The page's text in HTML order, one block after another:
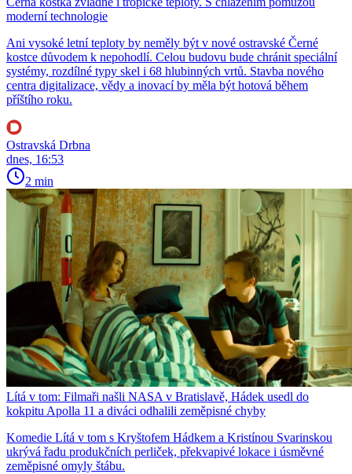
moderní technologie
Ani vysoké letní teploty by neměly být v nové ostravské Černé
kostce důvodem k nepohodlí. Celou budovu bude chránit speciální
systémy, rozdílné typy skel i 68 hlubinných vrtů. Stavba nového
centra digitalizace, vědy a inovací by měla být hotová během
příštího roku.
Ostravská Drbna
dnes, 16:53
2 min
Lítá v tom: Filmaři našli NASA v Bratislavě, Hádek usedl do
kokpitu Apolla 11 a diváci odhalili zeměpisné chyby
Komedie Lítá v tom s Kryštofem Hádkem a Kristínou Svarinskou
ukrývá řadu produkčních perliček, překvapivé lokace i úsměvné
zeměpisné omyly štábu.